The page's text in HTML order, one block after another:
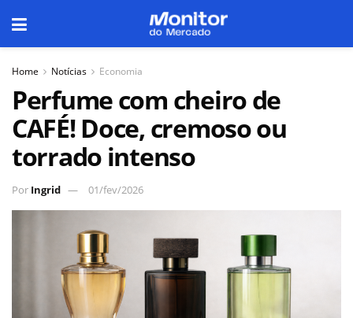
Home Notícias Economia
Perfume com cheiro de
CAFÉ! Doce, cremoso ou
torrado intenso
Por Ingrid 01/fev/2026